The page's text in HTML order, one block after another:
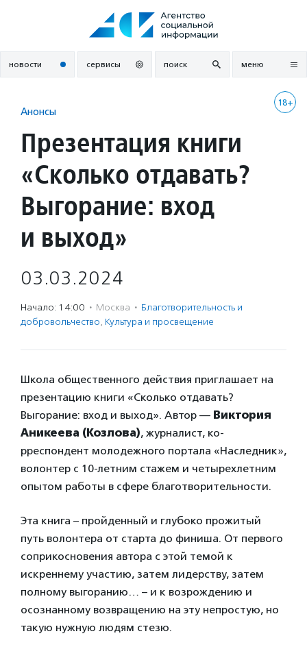
новости сервисы поиск меню
18+
Анонсы
Презентация книги
«Сколько отдавать?
Выгорание: вход
и выход»
03.03.2024
Начало: 14:00 · Москва · Благотвори­тель­ность и
доброволь­чест­во, Культура и просвещение
Школа общественного действия приглашает на
презентацию книги «Сколько отдавать?
Выгорание: вход и выход». Автор — Виктория
Аникеева (Козлова), журналист, ко­
рреспондент молодежного портала «Наследник»,
волонтер с 10-л­етним стажем и четырехлетним
опытом работы в сфере благотворите­льности.
Эта книга – пройденн­ый и глубоко прожитый
путь волонтера от старта до финиша. От первого
соприкоснов­ения автора с этой темой к
искреннему уч­астию, затем лидерст­ву, затем
полному вы­горанию… – и к возро­ждению и
осознанному возвращению на эту непростую, но
такую нужную людям стезю.